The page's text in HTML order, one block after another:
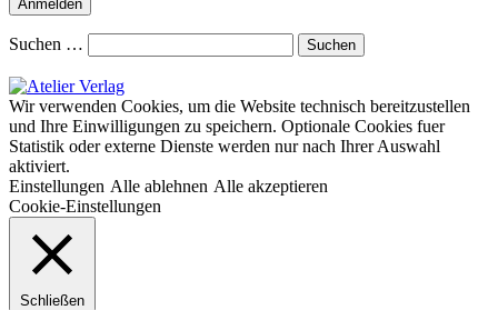
Suchen …
Wir verwenden Cookies, um die Website technisch bereitzustellen
und Ihre Einwilligungen zu speichern. Optionale Cookies fuer
Statistik oder externe Dienste werden nur nach Ihrer Auswahl
aktiviert.
Einstellungen Alle ablehnen Alle akzeptieren
Cookie-Einstellungen
Schließen